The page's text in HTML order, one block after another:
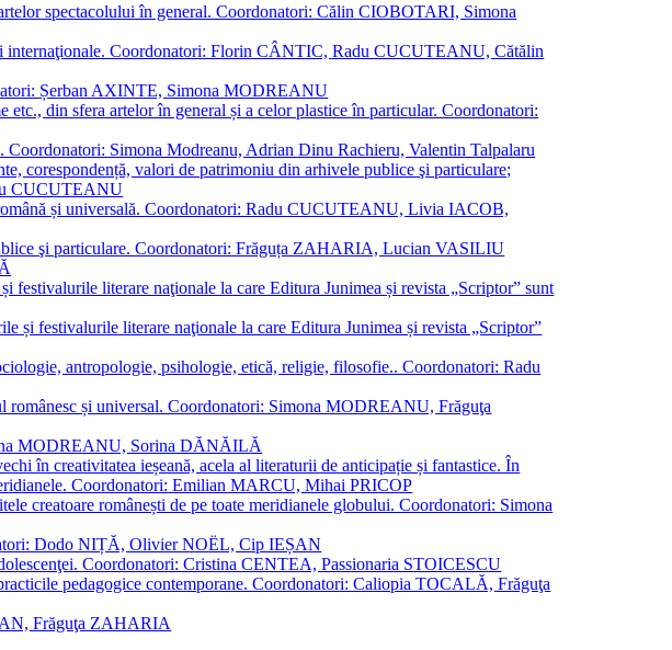
spectacolului în general. Coordonatori: Călin CIOBOTARI, Simona
internaţionale. Coordonatori: Florin CÂNTIC, Radu CUCUTEANU, Cătălin
Șerban AXINTE, Simona MODREANU
din sfera artelor în general și a celor plastice în particular. Coordonatori:
Simona Modreanu, Adrian Dinu Rachieru, Valentin Talpalaru
corespondență, valori de patrimoniu din arhivele publice şi particulare;
CUCUTEANU
și universală. Coordonatori: Radu CUCUTEANU, Livia IACOB,
şi particulare. Coordonatori: Frăguța ZAHARIA, Lucian VASILIU
literare naţionale la care Editura Junimea și revista „Scriptor” sunt
și festivalurile literare naţionale la care Editura Junimea și revista „Scriptor”
antropologie, psihologie, etică, religie, filosofie.. Coordonatori: Radu
românesc și universal. Coordonatori: Simona MODREANU, Frăguţa
MODREANU, Sorina DĂNĂILĂ
în creativitatea ieșeană, acela al literaturii de anticipație și fantastice. În
Coordonatori: Emilian MARCU, Mihai PRICOP
creatoare românești de pe toate meridianele globului. Coordonatori: Simona
Dodo NIȚĂ, Olivier NOËL, Cip IEȘAN
Coordonatori: Cristina CENTEA, Passionaria STOICESCU
pedagogice contemporane. Coordonatori: Caliopia TOCALĂ, Frăguţa
Frăguţa ZAHARIA